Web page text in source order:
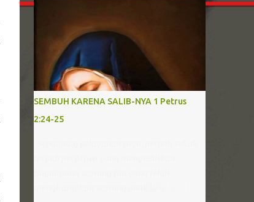
AGAR HIDUPKU PUASKAN HATI-MU BAGI-
MENGHAMBA SERAHKAN DIRI GENAPI
KARYA-MU Pernahkah saudara mendengar
lagu “JejakMu Tuhan”, lagu yang bercerita
tentang keinginan hati menghamba dan
memahami kehendak Tuhan. Ketika
rasanya hati begitu tenang dan tekad
SEMBUH KARENA SALIB-NYA 1 Petrus
2:24-25